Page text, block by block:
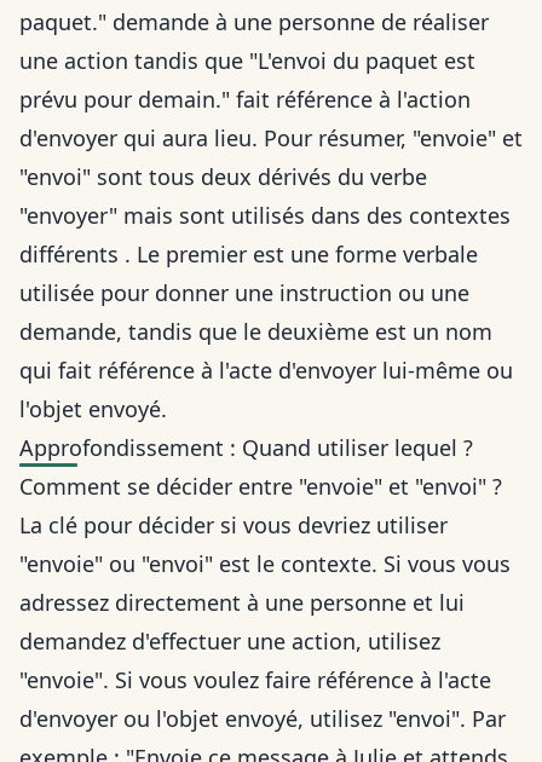
paquet." demande à une personne de réaliser
une action tandis que "L'envoi du paquet est
prévu pour demain." fait référence à l'action
d'envoyer qui aura lieu. Pour résumer, "envoie" et
"envoi" sont tous deux dérivés du verbe
"envoyer" mais sont utilisés dans des contextes
différents . Le premier est une forme verbale
utilisée pour donner une instruction ou une
demande, tandis que le deuxième est un nom
qui fait référence à l'acte d'envoyer lui-même ou
l'objet envoyé.
Approfondissement : Quand utiliser lequel ?
Comment se décider entre "envoie" et "envoi" ?
La clé pour décider si vous devriez utiliser
"envoie" ou "envoi" est le contexte. Si vous vous
adressez directement à une personne et lui
demandez d'effectuer une action, utilisez
"envoie". Si vous voulez faire référence à l'acte
d'envoyer ou l'objet envoyé, utilisez "envoi". Par